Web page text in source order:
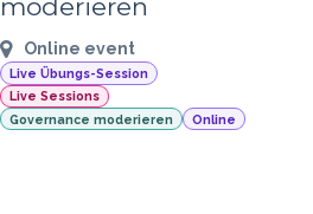
moderieren
Online event
Live Übungs-Session
Live Sessions
Governance moderieren
Online